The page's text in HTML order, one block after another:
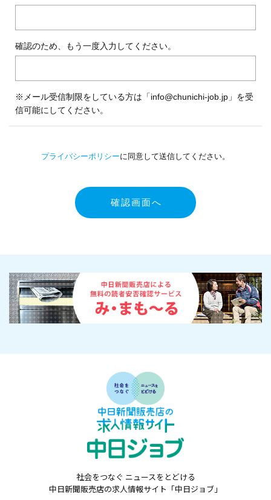
確認のため、もう一度入力してください。
※メール受信制限をしている方は「info@chunichi-job.jp」を受
信可能にしてください。
プライバシーポリシーに同意して送信してください。
確認画面へ
社会をつなぐ ニュースをとどける
中日新聞販売店の求人情報サイト「中日ジョブ」